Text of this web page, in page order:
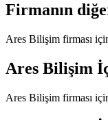
Firmanın
Ares Bilişim firması
Ares Bilişim
Ares Bilişim firması